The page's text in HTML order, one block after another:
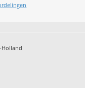
Holland